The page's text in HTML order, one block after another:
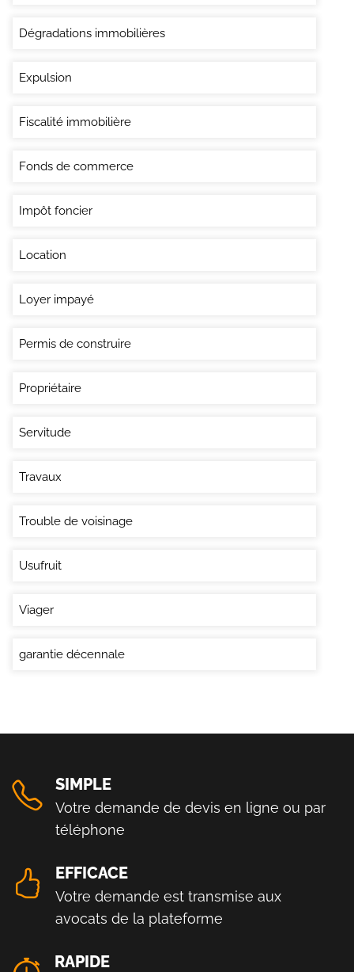
Dégradations immobilières
Expulsion
Fiscalité immobilière
Fonds de commerce
Impôt foncier
Location
Loyer impayé
Permis de construire
Propriétaire
Servitude
Travaux
Trouble de voisinage
Usufruit
Viager
garantie décennale
SIMPLE
Votre demande de devis en ligne ou par
téléphone
EFFICACE
Votre demande est transmise aux
avocats de la plateforme
RAPIDE